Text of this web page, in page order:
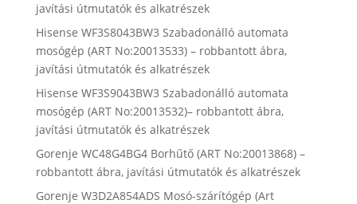
javítási útmutatók és alkatrészek
Hisense WF3S8043BW3 Szabadonálló automata
mosógép (ART No:20013533) – robbantott ábra,
javítási útmutatók és alkatrészek
Hisense WF3S9043BW3 Szabadonálló automata
mosógép (ART No:20013532)– robbantott ábra,
javítási útmutatók és alkatrészek
Gorenje WC48G4BG4 Borhűtő (ART No:20013868) –
robbantott ábra, javítási útmutatók és alkatrészek
Gorenje W3D2A854ADS Mosó-szárítógép (Art